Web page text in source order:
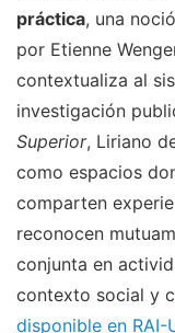
práctica, una
por Etienne
contextualiza al
investigación
Superior, Liriano
como espacios
comparten
reconocen
conjunta en
contexto social y
disponible en RAI-